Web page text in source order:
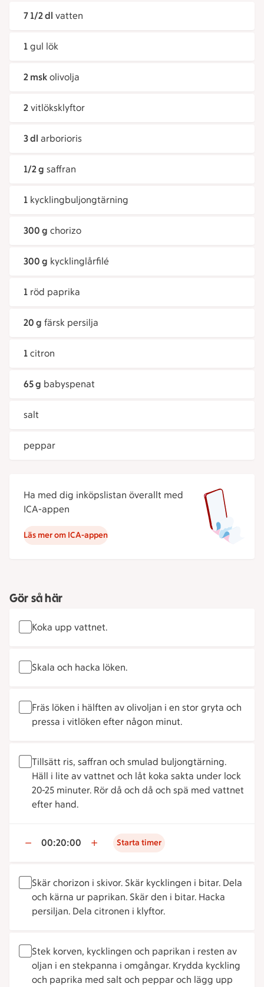
7 1/2 dl vatten
1 gul lök
2 msk olivolja
2 vitlöksklyftor
3 dl arborioris
1/2 g saffran
1 kycklingbuljongtärning
300 g chorizo
300 g kycklinglårfilé
1 röd paprika
20 g färsk persilja
1 citron
65 g babyspenat
salt
peppar
Ha med dig inköpslistan överallt med
ICA-appen
Läs mer om ICA-appen
Gör så här
Koka upp vattnet.
Skala och hacka löken.
Fräs löken i hälften av olivoljan i en stor gryta och
pressa i vitlöken efter någon minut.
Tillsätt ris, saffran och smulad buljongtärning.
Häll i lite av vattnet och låt koka sakta under lock
20-25 minuter. Rör då och då och spä med vattnet
efter hand.
00:20:00 Starta timer
Skär chorizon i skivor. Skär kycklingen i bitar. Dela
och kärna ur paprikan. Skär den i bitar. Hacka
persiljan. Dela citronen i klyftor.
Stek korven, kycklingen och paprikan i resten av
oljan i en stekpanna i omgångar. Krydda kyckling
och paprika med salt och peppar och lägg upp